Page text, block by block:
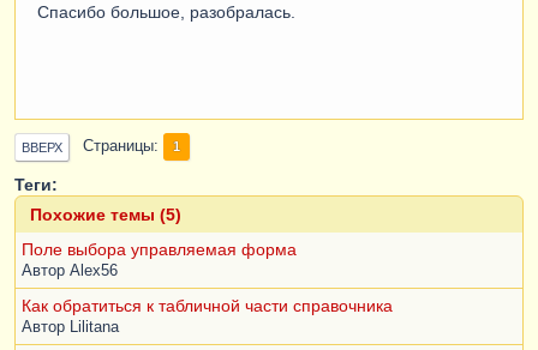
ДокументРеализацияТоваровУслугУслуги
Где
ДокументРеализацияТоваровУслугУслуги
)КАК РеализацияТоваровУслугУслуги
ПО
(РеализацияТоваровУслугУслуги.Ссылка =
РеализацияТоваровУслуг.Ссылка
ВНУТРЕННЕЕ СОЕДИНЕНИЕ
Документ.РеализацияТоваровУслуг.АгентскиеУслу
ги КАК
Спасибо большое, разобралась.
ВВЕРХ Страницы 1
Теги:
Похожие темы (5)
Поле выбора управляемая форма
Автор Alex56
Как обратиться к табличной части справочника
Автор Lilitana